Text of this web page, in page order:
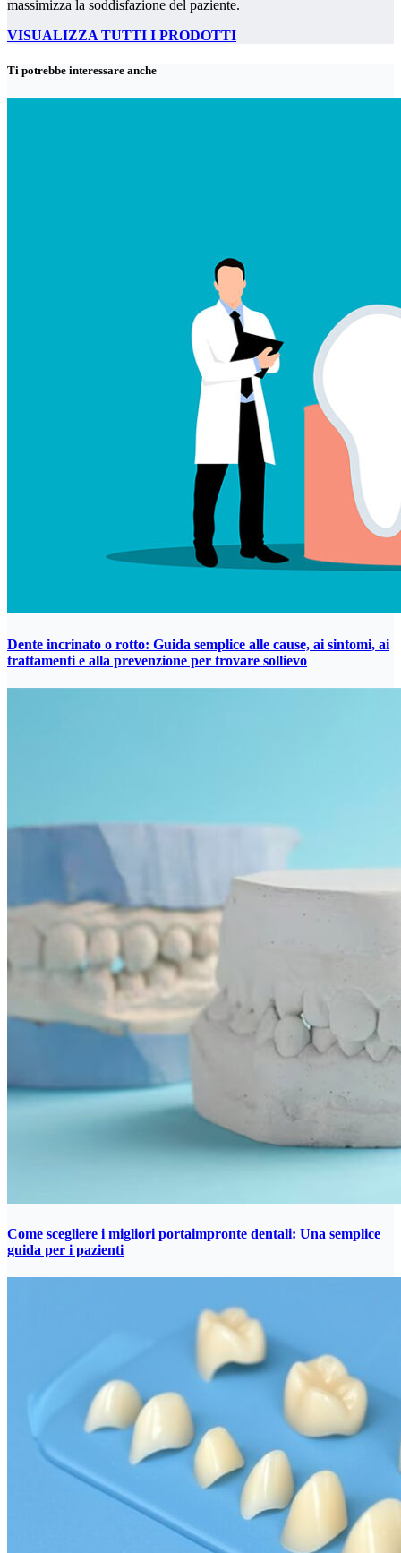
massimizza la soddisfazione del paziente.
VISUALIZZA TUTTI I PRODOTTI
Ti potrebbe interessare anche
Dente incrinato o rotto: Guida semplice alle cause, ai sintomi, ai
trattamenti e alla prevenzione per trovare sollievo
Come scegliere i migliori portaimpronte dentali: Una semplice
guida per i pazienti